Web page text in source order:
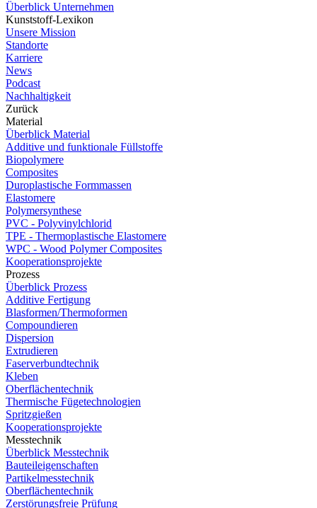
Überblick Unternehmen
Kunststoff-Lexikon
Unsere Mission
Standorte
Karriere
News
Podcast
Nachhaltigkeit
Zurück
Material
Überblick Material
Additive und funktionale Füllstoffe
Biopolymere
Composites
Duroplastische Formmassen
Elastomere
Polymersynthese
PVC - Polyvinylchlorid
TPE - Thermoplastische Elastomere
WPC - Wood Polymer Composites
Kooperationsprojekte
Prozess
Überblick Prozess
Additive Fertigung
Blasformen/Thermoformen
Compoundieren
Dispersion
Extrudieren
Faserverbundtechnik
Kleben
Oberflächentechnik
Thermische Fügetechnologien
Spritzgießen
Kooperationsprojekte
Messtechnik
Überblick Messtechnik
Bauteileigenschaften
Partikelmesstechnik
Oberflächentechnik
Zerstörungsfreie Prüfung